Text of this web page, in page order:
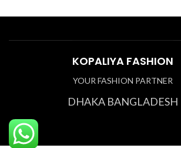
KOPALIYA FASHION
YOUR FASHION PARTNER
DHAKA BANGLADESH